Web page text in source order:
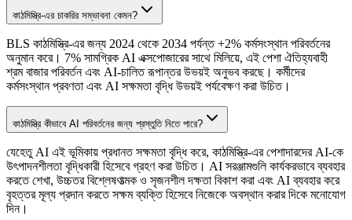
কাঠমিস্ত্রি-এর চাকরির সম্ভাবনা কেমন?
BLS কাঠমিস্ত্রি-এর জন্য 2024 থেকে 2034 পর্যন্ত +2% কর্মসংস্থান পরিবর্তনের
অনুমান করে। 7% সামগ্রিক AI এক্সপোজারের সাথে মিলিয়ে, এই পেশা ঐতিহ্যবাহী
শ্রম বাজার পরিবর্তন এবং AI-চালিত রূপান্তর উভয়ই অনুভব করছে। কর্মীদের
কর্মসংস্থান প্রবণতা এবং AI সক্ষমতা বৃদ্ধি উভয়ই পর্যবেক্ষণ করা উচিত।
কাঠমিস্ত্রি কীভাবে AI পরিবর্তনের জন্য প্রস্তুতি নিতে পারে?
যেহেতু AI এই ভূমিকায় প্রধানত সক্ষমতা বৃদ্ধি করে, কাঠমিস্ত্রি-এর পেশাদারদের AI-কে
উৎপাদনশীলতা বৃদ্ধিকারী হিসেবে গ্রহণ করা উচিত। AI সরঞ্জামগুলি কার্যকরভাবে ব্যবহার
করতে শেখা, উচ্চতর বিশ্লেষণাত্মক ও সৃজনশীল দক্ষতা বিকাশ করা এবং AI ব্যবহার করে
বৃহত্তর মূল্য প্রদান করতে সক্ষম ব্যক্তি হিসেবে নিজেকে অবস্থান করার দিকে মনোযোগ
দিন।